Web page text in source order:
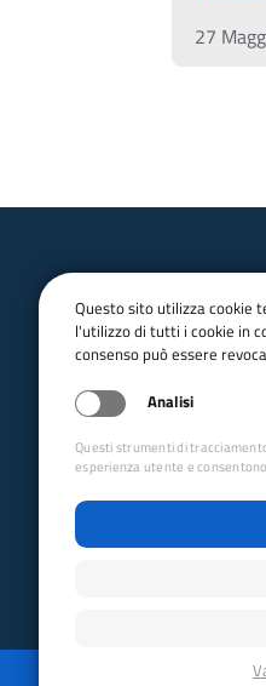
27
P.IVA
Via
seguici su
Questo sito utilizza cookie
l'utilizzo di tutti i cookie in
consenso può essere
Analisi
Questi strumenti di
esperienza utente e